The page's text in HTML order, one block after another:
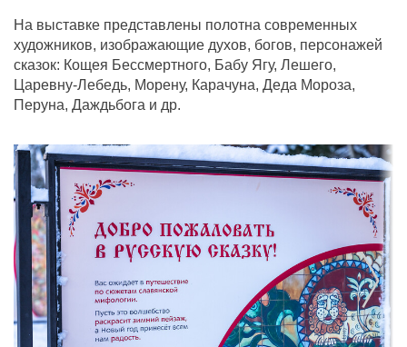
На выставке представлены полотна современных
художников, изображающие духов, богов, персонажей
сказок: Кощея Бессмертного, Бабу Ягу, Лешего,
Царевну-Лебедь, Морену, Карачуна, Деда Мороза,
Перуна, Даждьбога и др.